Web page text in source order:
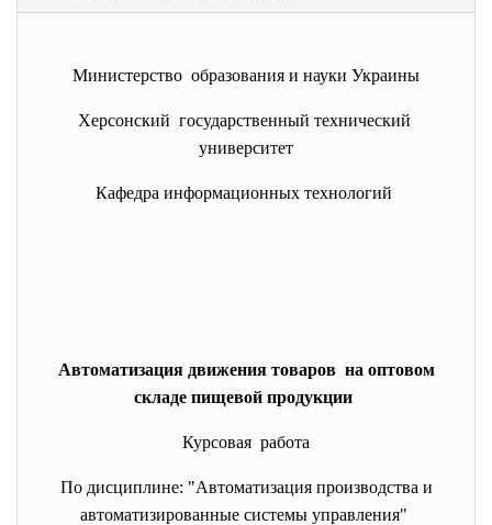
Министерство образования и науки Украины
Херсонский государственный технический
университет
Кафедра информационных технологий
Автоматизация движения товаров на оптовом
складе пищевой продукции
Курсовая работа
По дисциплине: "Автоматизация производства и
автоматизированные системы управления"